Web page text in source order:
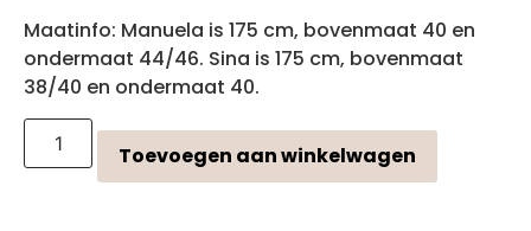
Maatinfo: Manuela is 175 cm, bovenmaat 40 en
ondermaat 44/46. Sina is 175 cm, bovenmaat
38/40 en ondermaat 40.
Toevoegen aan winkelwagen